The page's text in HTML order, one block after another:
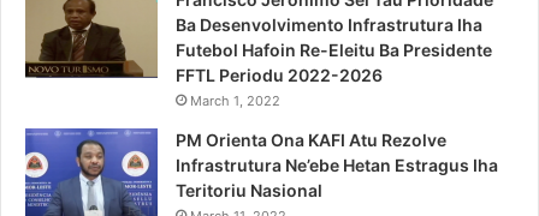
Ba Desenvolvimento Infrastrutura Iha
Futebol Hafoin Re-Eleitu Ba Presidente
FFTL Periodu 2022-2026
March 1, 2022
PM Orienta Ona KAFI Atu Rezolve
Infrastrutura Ne’ebe Hetan Estragus Iha
Teritoriu Nasional